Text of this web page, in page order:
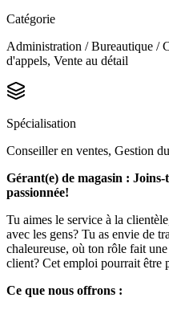
Catégorie
Administration / Bureautique /
d'appels, Vente au détail
Spécialisation
Conseiller en ventes, Gestion
Gérant(e) de magasin :
passionnée!
Tu aimes le service à la
avec les gens? Tu as envie de
chaleureuse, où ton rôle fait
client? Cet emploi pourrait être
Ce que nous offrons :